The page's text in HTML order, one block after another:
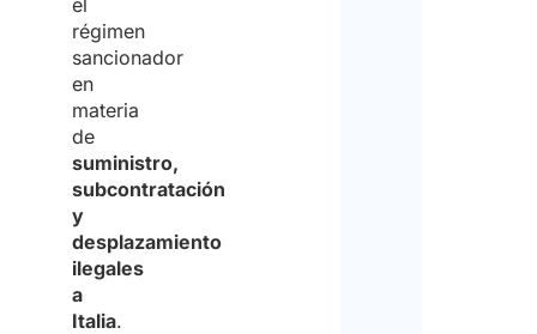
el
régimen
sancionador
en
materia
de
suministro,
subcontratación
y
desplazamiento
ilegales
a
Italia.